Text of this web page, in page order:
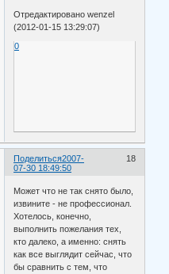
Отредактировано wenzel
(2012-01-15 13:29:07)
0
Поделиться 18
2007-
07-30 18:49:50
Может что не так снято было,
извините - не профессионал.
Хотелось, конечно,
выполнить пожелания тех,
кто далеко, а именно: снять
как все выглядит сейчас, что
бы сравнить с тем, что